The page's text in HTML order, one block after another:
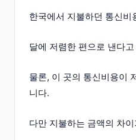
한국에서 지불하던 통신비
달에 저렴한 편으로 낸다
물론, 이 곳의 통신비용이
니다.
다만 지불하는 금액의 차